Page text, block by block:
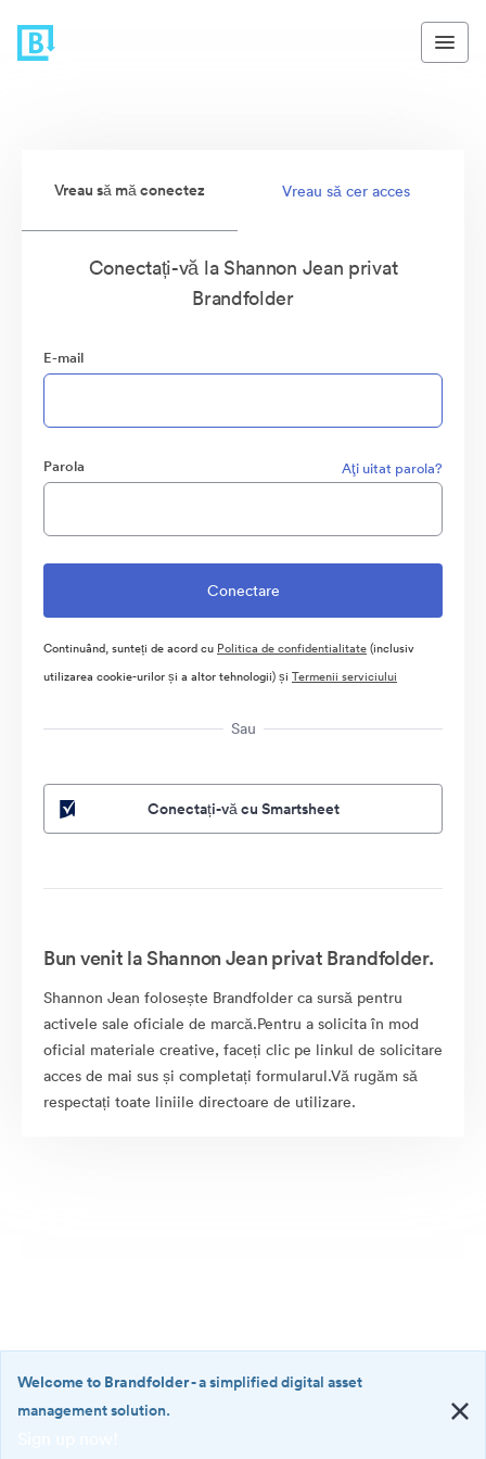
Vreau să mă conectez Vreau să cer acces
Conectați-vă la Shannon Jean privat
Brandfolder
E-mail
Parola Aţi uitat parola?
Continuând, sunteți de acord cu Politica de confidentialitate(inclusiv
utilizarea cookie-urilor și a altor tehnologii) și Termenii serviciului
Sau
Conectați-vă cu Smartsheet
Bun venit la Shannon Jean privat Brandfolder.
Shannon Jean folosește Brandfolder ca sursă pentru
activele sale oficiale de marcă.Pentru a solicita în mod
oficial materiale creative, faceți clic pe linkul de solicitare
acces de mai sus și completați formularul.Vă rugăm să
respectați toate liniile directoare de utilizare.
Welcome to Brandfolder- a simplified digital asset
management solution.